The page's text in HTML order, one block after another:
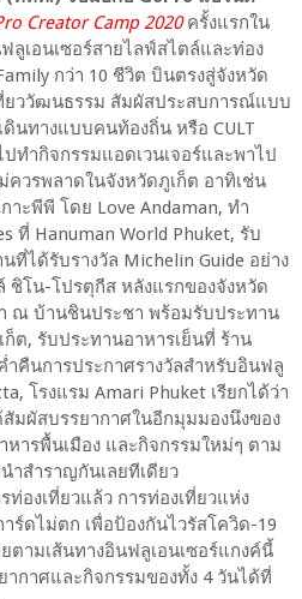
Creator Camp 2020ครั้งแรกใน
ลูเอนเซอร์สายไลฟ์สไตล์และท่อง
กว่า 10 ชีวิต บินตรงสู่จังหวัด
ยววัฒนธรรม สัมผัสประสบการณ์แบบ
นทางแบบคนท้องถิ่น หรือ CULT
ทำกิจกรรมแอดเวนเจอร์และพาไป
วรพลาดในจังหวัดภูเก็ต อาทิเช่น
าะพีพี โดย Love Andaman, ทำ
ที่ Hanuman World Phuket, รับ
ที่ได้รับรางวัล Michelin Guide อย่าง
ชิโน-โปรตุกีส หลังแรกของจังหวัด
า ณ บ้านชินประชา พร้อมรับประทาน
ต, รับประทานอาหารเย็นที่ ร้าน
คืนการประกาศรางวัลสำหรับอินฟลู
โรงแรม Amari Phuket เรียกได้ว่า
มผัสบรรยากาศในอีกมุมมองนึงของ
หารพื้นเมือง และกิจกรรมใหม่ๆ ตาม
ำสำราญกันเลยทีเดียว
องเที่ยวแล้ว การท่องเที่ยวแห่ง
าร์ดไม่ตก เพื่อป้องกันไวรัสโควิด-19
ตามเส้นทางอินฟลูเอนเซอร์แกงค์นี้
กาศและกิจกรรมของทั้ง 4 วันได้ที่